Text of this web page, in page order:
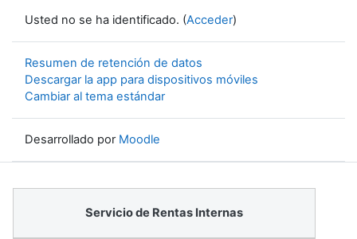
Usted no se ha identificado. (Acceder)
Resumen de retención de datos
Descargar la app para dispositivos móviles
Cambiar al tema estándar
Desarrollado por Moodle
Servicio de Rentas Internas